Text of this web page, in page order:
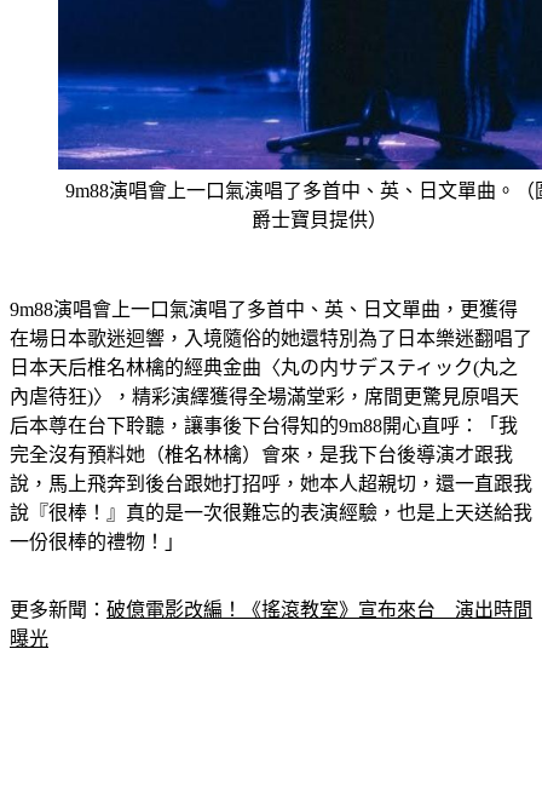
9m88演唱會上一口氣演唱了多首中、英、日文單曲。（
9m88演唱會上一口氣演唱了多首中、英、日文單曲，更獲得
在場日本歌迷迴響，入境隨俗的她還特別為了日本樂迷翻唱了
日本天后椎名林檎的經典金曲〈丸の内サデスティック(丸之
內虐待狂)〉，精彩演繹獲得全場滿堂彩，席間更驚見原唱天
后本尊在台下聆聽，讓事後下台得知的9m88開心直呼：「我
完全沒有預料她（椎名林檎）會來，是我下台後導演才跟我
說，馬上飛奔到後台跟她打招呼，她本人超親切，還一直跟我
說『很棒！』真的是一次很難忘的表演經驗，也是上天送給我
更多新聞：